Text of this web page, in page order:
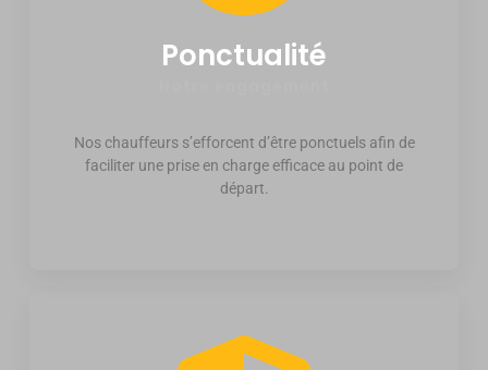
Ponctualité
Nos chauffeurs s’efforcent d’être ponctuels afin de
faciliter une prise en charge efficace au point de
départ.